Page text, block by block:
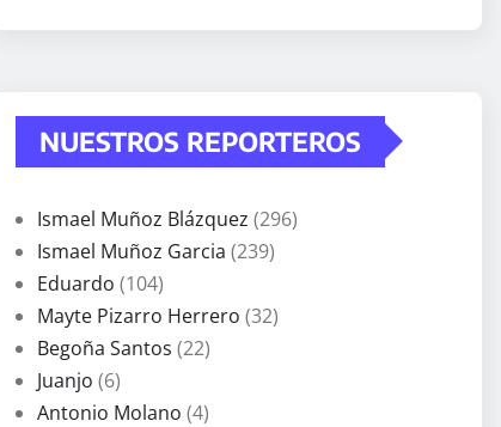
NUESTROS REPORTEROS
Ismael Muñoz Blázquez (296)
Ismael Muñoz Garcia (239)
Eduardo (104)
Mayte Pizarro Herrero (32)
Begoña Santos (22)
Juanjo (6)
Antonio Molano (4)